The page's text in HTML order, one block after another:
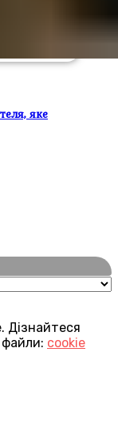
яке
Дізнайтеся
файли: cookie